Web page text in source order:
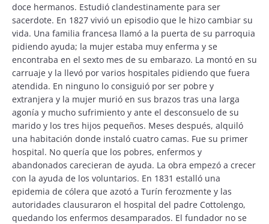
doce hermanos. Estudió clandestinamente para ser
sacerdote. En 1827 vivió un episodio que le hizo cambiar su
vida. Una familia francesa llamó a la puerta de su parroquia
pidiendo ayuda; la mujer estaba muy enferma y se
encontraba en el sexto mes de su embarazo. La montó en su
carruaje y la llevó por varios hospitales pidiendo que fuera
atendida. En ninguno lo consiguió por ser pobre y
extranjera y la mujer murió en sus brazos tras una larga
agonía y mucho sufrimiento y ante el desconsuelo de su
marido y los tres hijos pequeños. Meses después, alquiló
una habitación donde instaló cuatro camas. Fue su primer
hospital. No quería que los pobres, enfermos y
abandonados carecieran de ayuda. La obra empezó a crecer
con la ayuda de los voluntarios. En 1831 estalló una
epidemia de cólera que azotó a Turín ferozmente y las
autoridades clausuraron el hospital del padre Cottolengo,
quedando los enfermos desamparados. El fundador no se